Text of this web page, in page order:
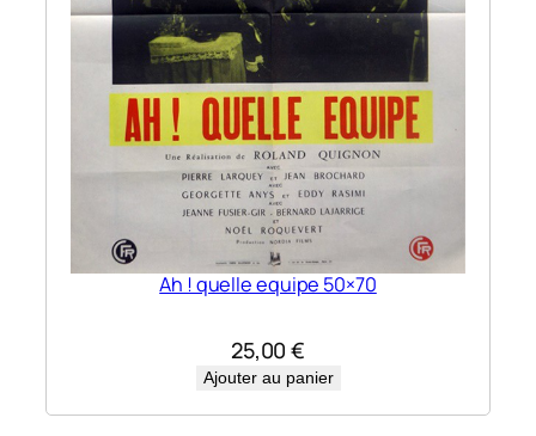
Ah ! quelle equipe 50×70
25,00€
Ajouter au panier